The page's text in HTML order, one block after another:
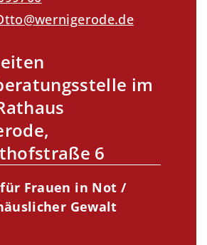
im
6
Frauen in Not /
Gewalt